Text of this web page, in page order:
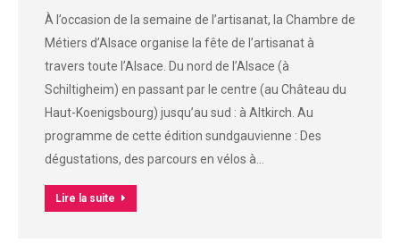
À l’occasion de la semaine de l’artisanat, la Chambre de
Métiers d’Alsace organise la fête de l’artisanat à
travers toute l’Alsace. Du nord de l’Alsace (à
Schiltigheim) en passant par le centre (au Château du
Haut-Koenigsbourg) jusqu’au sud : à Altkirch. Au
programme de cette édition sundgauvienne : Des
dégustations, des parcours en vélos à…
Lire la suite